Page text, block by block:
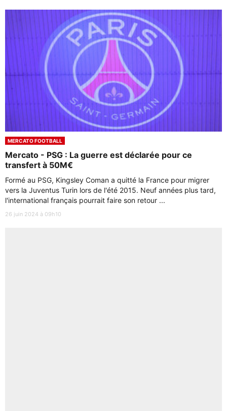
MERCATO FOOTBALL
Mercato - PSG : La guerre est déclarée pour ce
transfert à 50M€
Formé au PSG, Kingsley Coman a quitté la France pour migrer
vers la Juventus Turin lors de l'été 2015. Neuf années plus tard,
l'international français pourrait faire son retour ...
26 juin 2024 à 09h10